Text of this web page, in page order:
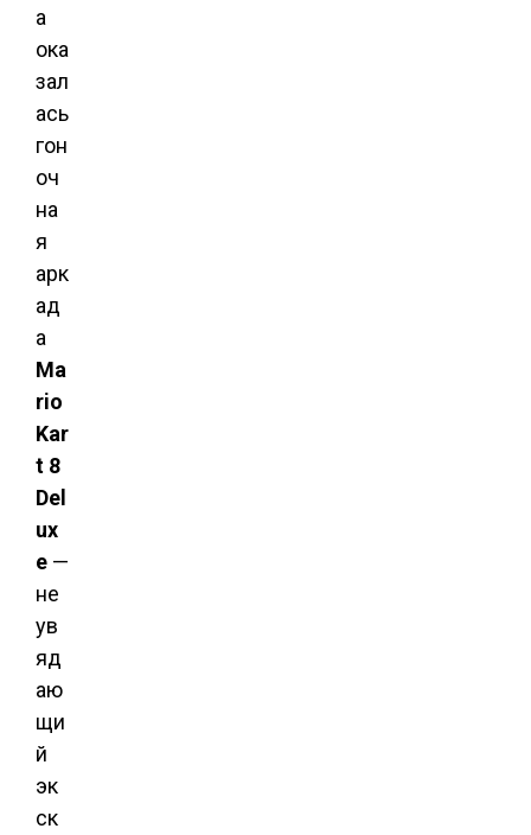
а
ока
зал
ась
гон
оч
на
я
арк
ад
а
Ma
rio
Kar
t 8
Del
ux
e —
не
ув
яд
аю
щи
й
эк
ск